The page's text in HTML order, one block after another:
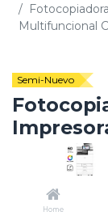
Home
Multifuncional
Semi-Nuevo
Color A4
(0
Código:418228LU